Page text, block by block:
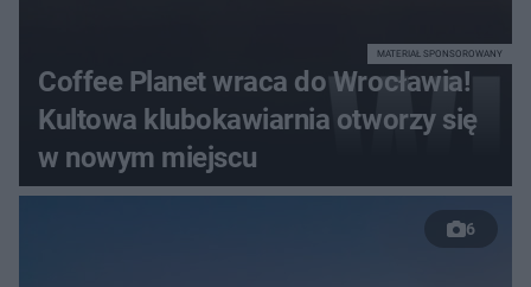
Coffee Planet wraca do Wrocławia!
Kultowa klubokawiarnia otworzy się
w nowym miejscu
MATERIAŁ SPONSOROWANY
6